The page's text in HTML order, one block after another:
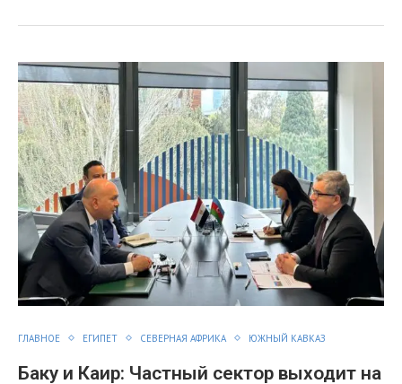
ГЛАВНОЕ ЕГИПЕТ СЕВЕРНАЯ АФРИКА ЮЖНЫЙ КАВКАЗ
Баку и Каир: Частный сектор выходит на